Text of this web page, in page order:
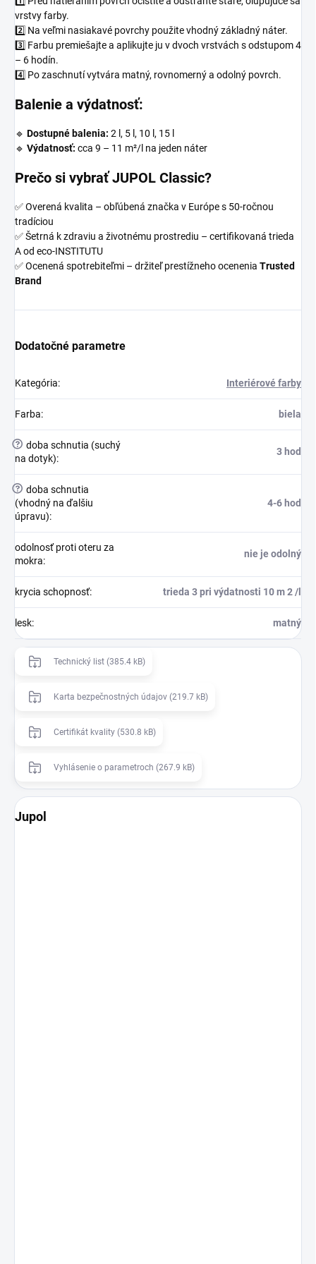
vrstvy farby.
2️⃣ Na veľmi nasiakavé povrchy použite vhodný základný náter.
3️⃣ Farbu premiešajte a aplikujte ju v dvoch vrstvách s odstupom 4
– 6 hodín.
4️⃣ Po zaschnutí vytvára matný, rovnomerný a odolný povrch.
Balenie a výdatnosť:
🔹 Dostupné balenia: 2 l, 5 l, 10 l, 15 l
🔹 Výdatnosť: cca 9 – 11 m²/l na jeden náter
Prečo si vybrať JUPOL Classic?
✅ Overená kvalita – obľúbená značka v Európe s 50-ročnou
tradíciou
✅ Šetrná k zdraviu a životnému prostrediu – certifikovaná trieda
A od eco-INSTITUTU
✅ Ocenená spotrebiteľmi – držiteľ prestížneho ocenenia Trusted
Brand
Dodatočné parametre
Kategória: Interiérové farby
Farba: biela
? doba schnutia (suchý
na dotyk):
3 hod
? doba schnutia
(vhodný na ďalšiu
úpravu):
4-6 hod
odolnosť proti oteru za
mokra:
nie je odolný
krycia schopnosť: trieda 3 pri výdatnosti 10 m 2 /l
lesk: matný
Technický list (385.4 kB)
Karta bezpečnostných údajov (219.7 kB)
Certifikát kvality (530.8 kB)
Vyhlásenie o parametroch (267.9 kB)
Jupol